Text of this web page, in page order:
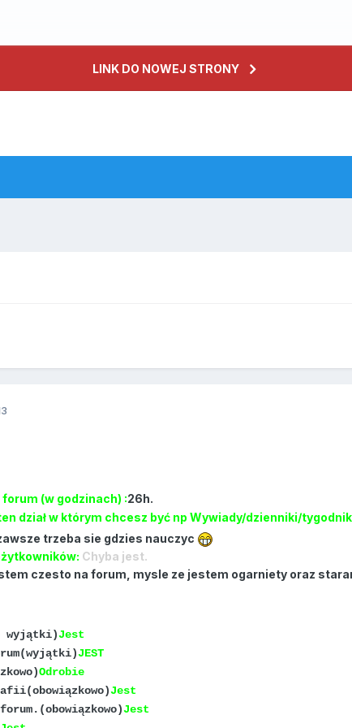
LINK DO NOWEJ STRONY
(w godzinach) :26h.
dział w którym chcesz być np Wywiady/dzienniki/
trzeba sie gdzies nauczyc
Chyba jest.
czesto na forum, mysle ze jestem ogarniety oraz
wyjątki)Jest
JEST
Odrobie
Jest
Jest